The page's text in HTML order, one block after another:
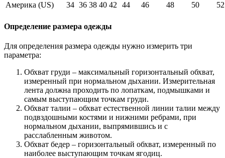
Америка (US)
34 36 38 40 42 44 46 48 50 52
Определение размера одежды
Для определения размера одежды нужно измерить три
параметра:
Обхват груди – максимальный горизонтальный обхват,
измеренный при нормальном дыхании. Измерительная
лента должна проходить по лопаткам, подмышками и
самым выступающим точкам груди.
Обхват талии – обхват естественной линии талии между
подвздошными костями и нижними ребрами, при
нормальном дыхании, выпрямившись и с
расслабленным животом.
Обхват бедер – горизонтальный обхват, измеренный по
наиболее выступающим точкам ягодиц.